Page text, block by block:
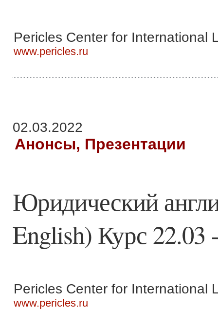
Pericles Center for International
www.pericles.ru
02.03.2022
Анонсы, Презентации
Юридический
English) Курс 22.03
Pericles Center for International
www.pericles.ru